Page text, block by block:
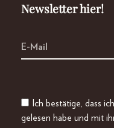
Newsletter hier!
Ich bestätige, dass
gelesen habe und mit